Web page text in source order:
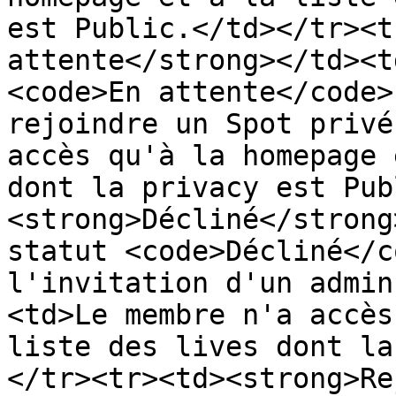
est Public.</td></
attente</strong></
<code>En attente</
rejoindre un Spot
accès qu'à la
dont la privacy est
<strong>Décliné</
statut
l'invitation d'un
<td>Le membre n'a
liste des lives dont
</